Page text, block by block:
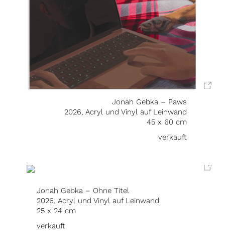
Jonah Gebka – Paws
2026, Acryl und Vinyl auf Leinwand
45 x 60 cm
verkauft
Jonah Gebka – Ohne Titel
2026, Acryl und Vinyl auf Leinwand
25 x 24 cm
verkauft